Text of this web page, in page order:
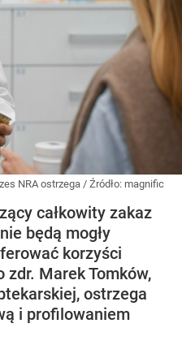
NRA ostrzega / Źródło: magnific
całkowity zakaz
będą mogły
korzyści
zdr. Marek Tomków,
ostrzega
i profilowaniem